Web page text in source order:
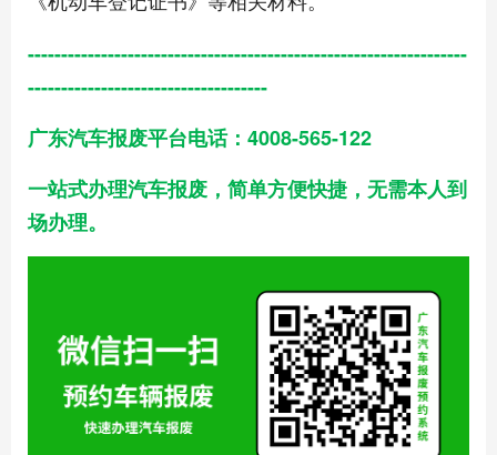
------------------------------------------------------------------
------------------------------------
广东汽车报废平台电话：4008-565-122
一站式办理汽车报废，简单方便快捷，无需本人到
场办理。